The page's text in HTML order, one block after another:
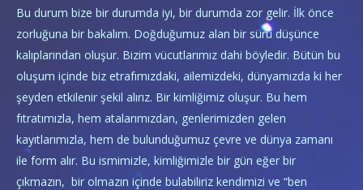
Bu durum bize bir durumda iyi, bir durumda zor gelir. İlk önce
zorluğuna bir bakalım. Doğduğumuz alan bir sürü düşünce
kalıplarından oluşur. Bizim vücutlarımız dahi böyledir. Bütün bu
oluşum içinde biz etrafımızdaki, ailemizdeki, dünyamızda ki her
şeyden etkilenir şekil alırız. Bir kimliğimiz oluşur. Bu hem
fıtratımızla, hem atalarımızdan, genlerimizden gelen
kayıtlarımızla, hem de bulunduğumuz çevre ve dünya zamanı
ile form alır. Bu ismimizle, kimliğimizle bir gün eğer bir
çıkmazın, bir olmazın içinde bulabiliriz kendimizi ve “ben